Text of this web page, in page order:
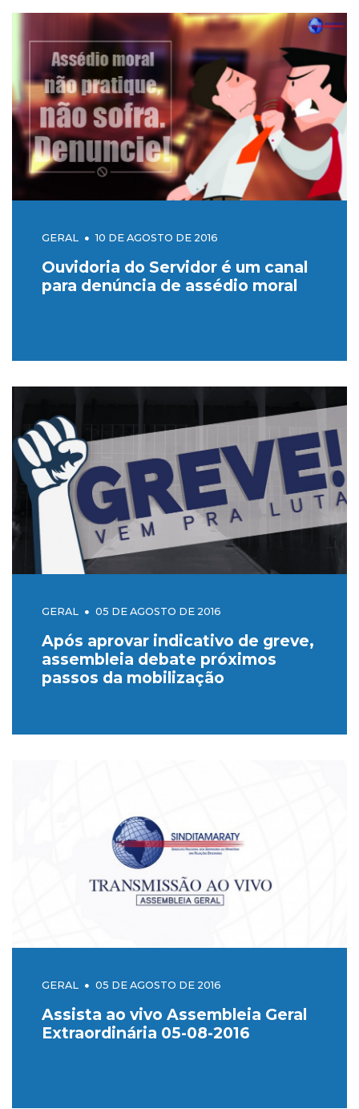
GERAL 10 DE AGOSTO DE 2016
Ouvidoria do Servidor é um canal
para denúncia de assédio moral
GERAL 05 DE AGOSTO DE 2016
Após aprovar indicativo de greve,
assembleia debate próximos
passos da mobilização
GERAL 05 DE AGOSTO DE 2016
Assista ao vivo Assembleia Geral
Extraordinária 05-08-2016